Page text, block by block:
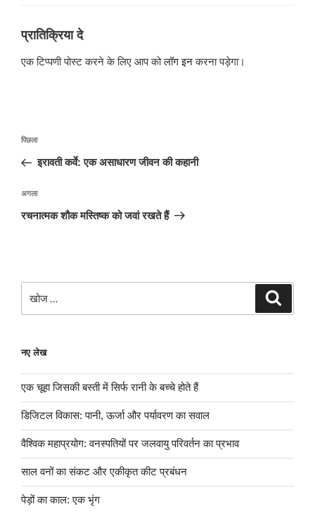
प्रातिक्रिया दे
एक टिप्पणी पोस्ट करने के लिए आप कोलॉग इनकरना पड़ेगा।
पोस्ट
पिछला
पोस्ट:
पिछला
इरावती कर्वे: एक असाधारण जीवन की कहानी
अगली
पोस्ट
अगला
रचनात्मक शौक मस्तिष्क को जवां रखते हैं
नए लेख
एक चूहा जिसकी बस्ती में सिर्फ रानी के बच्चे होते हैं
डिजिटल विकास: पानी, ऊर्जा और पर्यावरण का सवाल
वैश्विक महाप्रयोग: वनस्पतियों पर जलवायु परिवर्तन का प्रभाव
साल वनों का संकट और एकीकृत कीट प्रबंधन
पेड़ों का काल: एक भृंग